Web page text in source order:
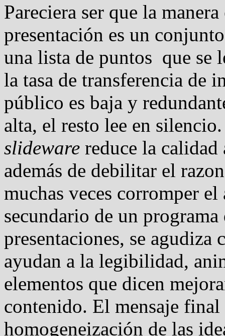
Pareciera ser que la
presentación es un
una lista de puntos que se
la tasa de transferencia de
público es baja y
alta, el resto lee en
slideware reduce la calidad
además de debilitar el
muchas veces corromper
secundario de un
presentaciones, se agudiza
ayudan a la legibilidad,
elementos que dicen
contenido. El mensaje final
homogeneización de las